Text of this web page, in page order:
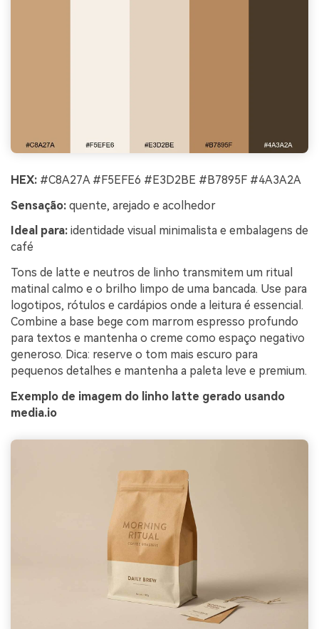
HEX: #C8A27A #F5EFE6 #E3D2BE #B7895F #4A3A2A
Sensação: quente, arejado e acolhedor
Ideal para: identidade visual minimalista e embalagens de
café
Tons de latte e neutros de linho transmitem um ritual
matinal calmo e o brilho limpo de uma bancada. Use para
logotipos, rótulos e cardápios onde a leitura é essencial.
Combine a base bege com marrom espresso profundo
para textos e mantenha o creme como espaço negativo
generoso. Dica: reserve o tom mais escuro para
pequenos detalhes e mantenha a paleta leve e premium.
Exemplo de imagem do linho latte gerado usando
media.io